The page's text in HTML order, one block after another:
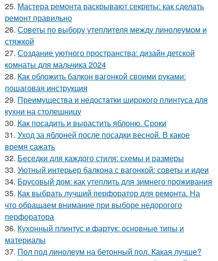
25. Мастера ремонта раскрывают секреты: как сделать
ремонт правильно
26. Советы по выбору утеплителя между линолеумом и
стяжкой
27. Создание уютного пространства: дизайн детской
комнаты для мальчика 2024
28. Как обложить балкон вагонкой своими руками:
пошаговая инструкция
29. Преимущества и недостатки широкого плинтуса для
кухни на столешницу
30. Как посадить и вырастить яблоню. Сроки
31. Уход за яблоней после посадки весной. В какое
время сажать
32. Беседки для каждого стиля: схемы и размеры
33. Уютный интерьер балкона с вагонкой: советы и идеи
34. Брусовый дом: как утеплить для зимнего проживания
35. Как выбрать лучший перфоратор для ремонта. На
что обращаем внимание при выборе недорогого
перфоратора
36. Кухонный плинтус и фартук: основные типы и
материалы
37. Пол под линолеум на бетонный пол. Какая лучше?